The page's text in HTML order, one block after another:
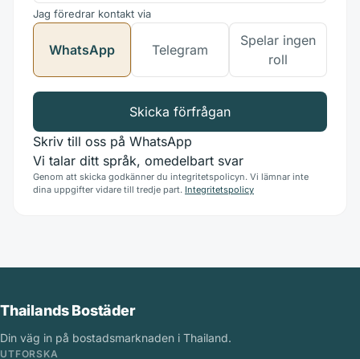
Jag föredrar kontakt via
WhatsApp Telegram
Spelar ingen
roll
Skicka förfrågan
Skriv till oss på WhatsApp
Vi talar ditt språk, omedelbart svar
Genom att skicka godkänner du integritetspolicyn. Vi lämnar inte
dina uppgifter vidare till tredje part. Integritetspolicy
Thailands Bostäder
Din väg in på bostadsmarknaden i Thailand.
UTFORSKA